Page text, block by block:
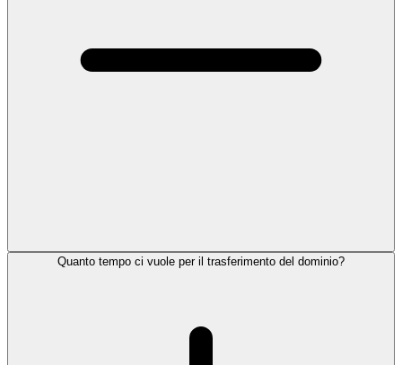
Quanto tempo ci vuole per il trasferimento del dominio?